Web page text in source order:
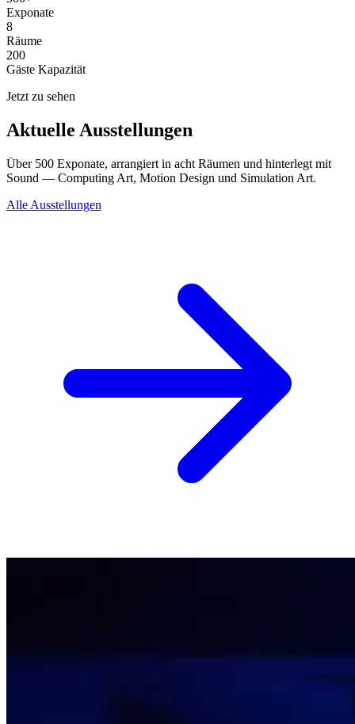
Exponate
8
Räume
200
Gäste Kapazität
Jetzt zu sehen
Aktuelle Ausstellungen
Über 500 Exponate, arrangiert in acht Räumen und hinterlegt mit
Sound — Computing Art, Motion Design und Simulation Art.
Alle Ausstellungen